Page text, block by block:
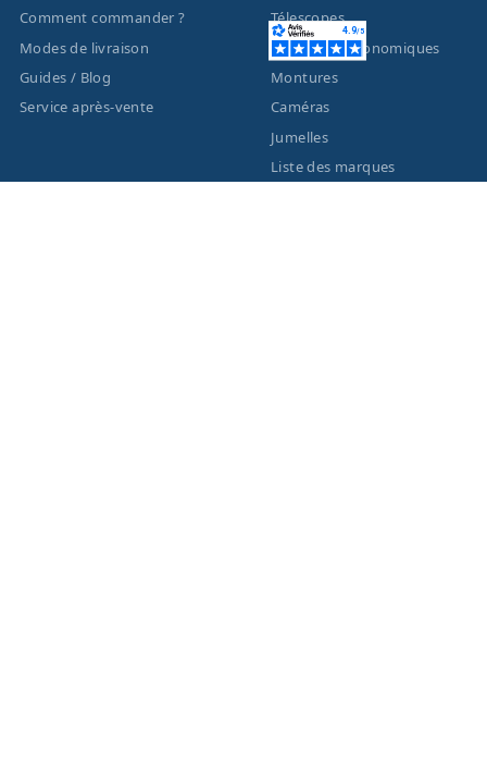
Comment commander ?
Modes de livraison
Guides / Blog
Service après-vente
Télescopes
Lunettes astronomiques
Montures
Caméras
Jumelles
Liste des marques